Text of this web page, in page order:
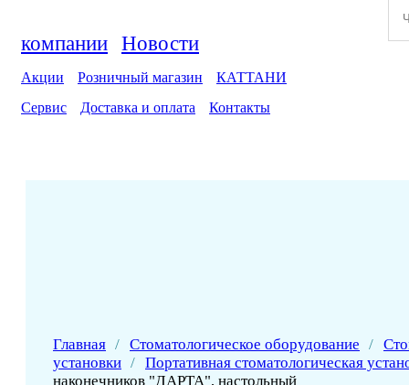
компании Новости
Акции Розничный магазин
КАТТАНИ
Сервис
Доставка и оплата Контакты
Главная / Стоматологическое оборудование /
установки / Портативная стоматологическая
наконечников "ДАРТА", настольный